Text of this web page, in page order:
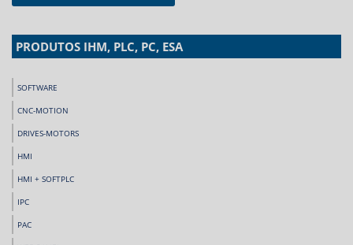
PRODUTOS IHM, PLC, PC, ESA
SOFTWARE
CNC-MOTION
DRIVES-MOTORS
HMI
HMI + SOFTPLC
IPC
PAC